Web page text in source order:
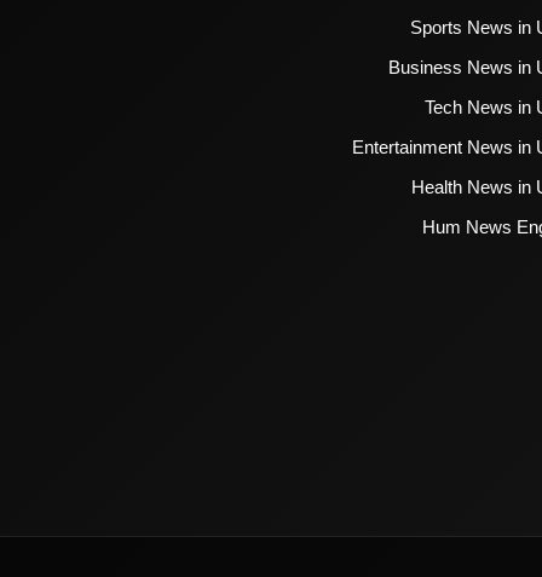
Sports News in
Business News in
Tech News in
Entertainment News in
Health News in
Hum News